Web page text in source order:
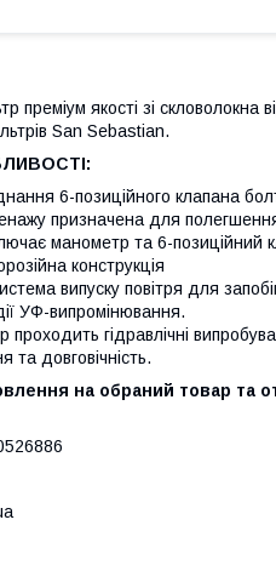
преміум якості зі скловолокна
San Sebastian.
6-позиційного клапана
призначена для
манометр та 6-позиційний
конструкція
випуску повітря для
УФ-випромінювання.
проходить гідравлічні
та довговічність.
на обраний товар та